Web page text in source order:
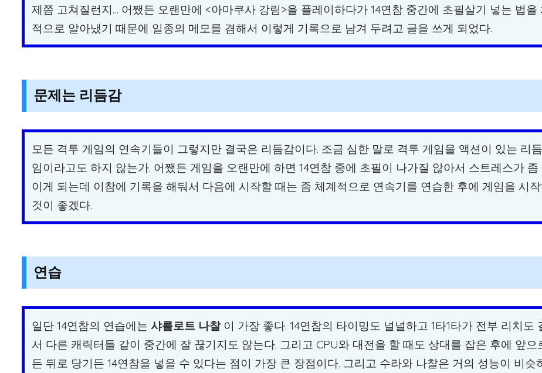
제쯤 고쳐질런지… 어쨌든 오랜만에 <아마쿠사 강림>을 플레이하다가 14연참 중간에 초필살기 넣는 법을
적으로 알아냈기 때문에 일종의 메모를 겸해서 이렇게 기록으로 남겨 두려고 글을 쓰게 되었다.
문제는 리듬감
모든 격투 게임의 연속기들이 그렇지만 결국은 리듬감이다. 조금 심한 말로 격투 게임을 액션이 있는 리
임이라고도 하지 않는가. 어쨌든 게임을 오랜만에 하면 14연참 중에 초필이 나가질 않아서 스트레스가 좀
이게 되는데 이참에 기록을 해둬서 다음에 시작할 때는 좀 체계적으로 연속기를 연습한 후에 게임을 시
것이 좋겠다.
연습
일단 14연참의 연습에는 샤를로트 나찰이 가장 좋다. 14연참의 타이밍도 널널하고 1타1타가 전부 리치도
서 다른 캐릭터들 같이 중간에 잘 끊기지도 않는다. 그리고 CPU와 대전을 할 때도 상대를 잡은 후에 앞으
든 뒤로 당기든 14연참을 넣을 수 있다는 점이 가장 큰 장점이다. 그리고 수라와 나찰은 거의 성능이 비슷